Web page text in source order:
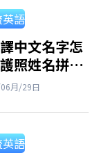
、努力 艾
語
中文名字怎
照姓名拼音
見名字對照
月/29日
語